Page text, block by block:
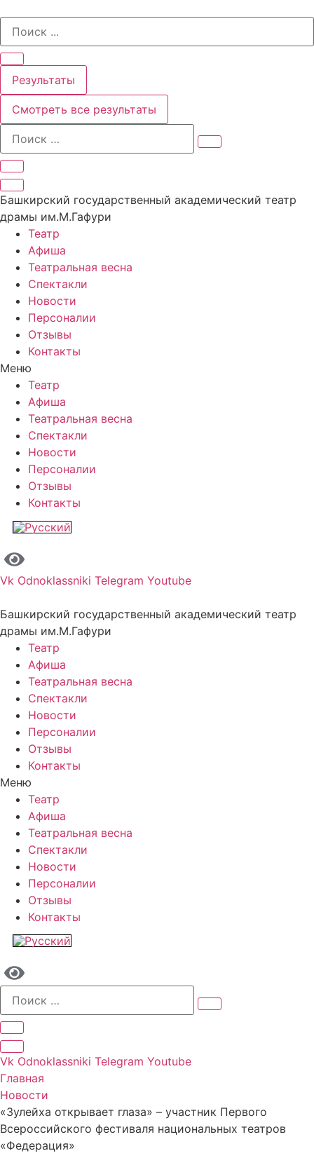
содержимому
Search
Результаты
Смотреть все результаты
Башкирский государственный академический театр
драмы им.М.Гафури
Театр
Афиша
Театральная весна
Спектакли
Новости
Персоналии
Отзывы
Контакты
Меню
Театр
Афиша
Театральная весна
Спектакли
Новости
Персоналии
Отзывы
Контакты
Vk Odnoklassniki Telegram Youtube
Башкирский государственный академический театр
драмы им.М.Гафури
Театр
Афиша
Театральная весна
Спектакли
Новости
Персоналии
Отзывы
Контакты
Меню
Театр
Афиша
Театральная весна
Спектакли
Новости
Персоналии
Отзывы
Контакты
Vk Odnoklassniki Telegram Youtube
Главная
Новости
«Зулейха открывает глаза» – участник Первого
Всероссийского фестиваля национальных театров
«Федерация»